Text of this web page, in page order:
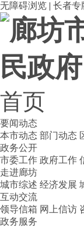
无障碍浏览 | 长者专
首页
要闻动态
本市动态 部门动态
政务公开
市委工作 政府工作
走进廊坊
城市综述 经济发展
互动交流
领导信箱 网上信访
政务服务